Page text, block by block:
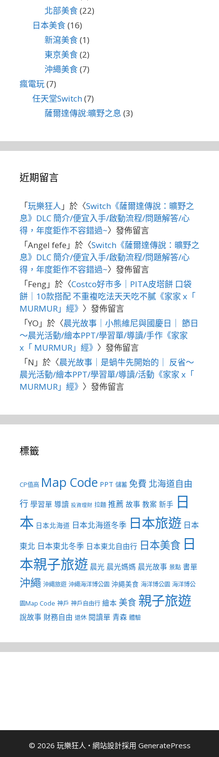
北部美食(22)
日本美食(16)
新瀉美食(1)
東京美食(2)
沖繩美食(7)
瘋電玩(7)
任天堂Switch(7)
薩爾達傳說:曠野之息 (3)
近期留言
「玩樂狂人 」於〈Switch《薩爾達傳說：曠野之
息》DLC 簡介/便宜入手/啟動流程/問題解答/心
得，年度鉅作不容錯過~〉發佈留言
「Angel fefe 」於〈Switch《薩爾達傳說：曠野之
息》DLC 簡介/便宜入手/啟動流程/問題解答/心
得，年度鉅作不容錯過~〉發佈留言
「Feng」於〈Costco好市多｜PITA皮塔餅 口袋
餅｜10款搭配 不重複吃法天天吃不膩《家家 x「
MURMUR」經》 〉發佈留言
「YO 」於〈晨光故事｜小熊維尼與國慶日｜ 節日
～晨光活動/繪本PPT/學習單/導讀/手作《家家
x「 MURMUR」經》 〉發佈留言
「N 」於〈晨光故事｜是蝸牛先開始的｜ 反省～
晨光活動/繪本PPT/學習單/導讀/活動《家家 x「
MURMUR」經》 〉發佈留言
標籤
CP值高 Map Code PPT 儲蓄 免費 北海道自由
行 學習單 導讀 投資理財 拉麵 推薦 故事 教案 新手 日
本 日本北海道 日本北海道冬季 日本旅遊 日本
東北 日本東北冬季 日本東北自由行 日本美食 日
本親子旅遊 晨光 晨光媽媽 晨光故事 景點 書單
沖繩 沖繩旅遊 沖繩海洋博公園 沖繩美食 海洋博公園 海洋博公
園Map Code 神戶 神戶自由行 繪本 美食 親子旅遊
說故事 財務自由 退休 閱讀單 青森 體驗
© 2026 玩樂狂人 • 網站設計採用 GeneratePress